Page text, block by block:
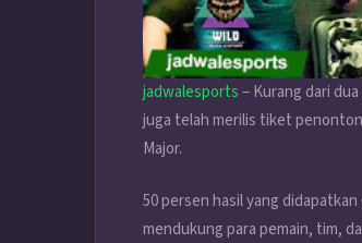
jadwalesports– Kurang dari
juga telah merilis tiket
Major.
50 persen hasil yang
mendukung para pemain, tim,